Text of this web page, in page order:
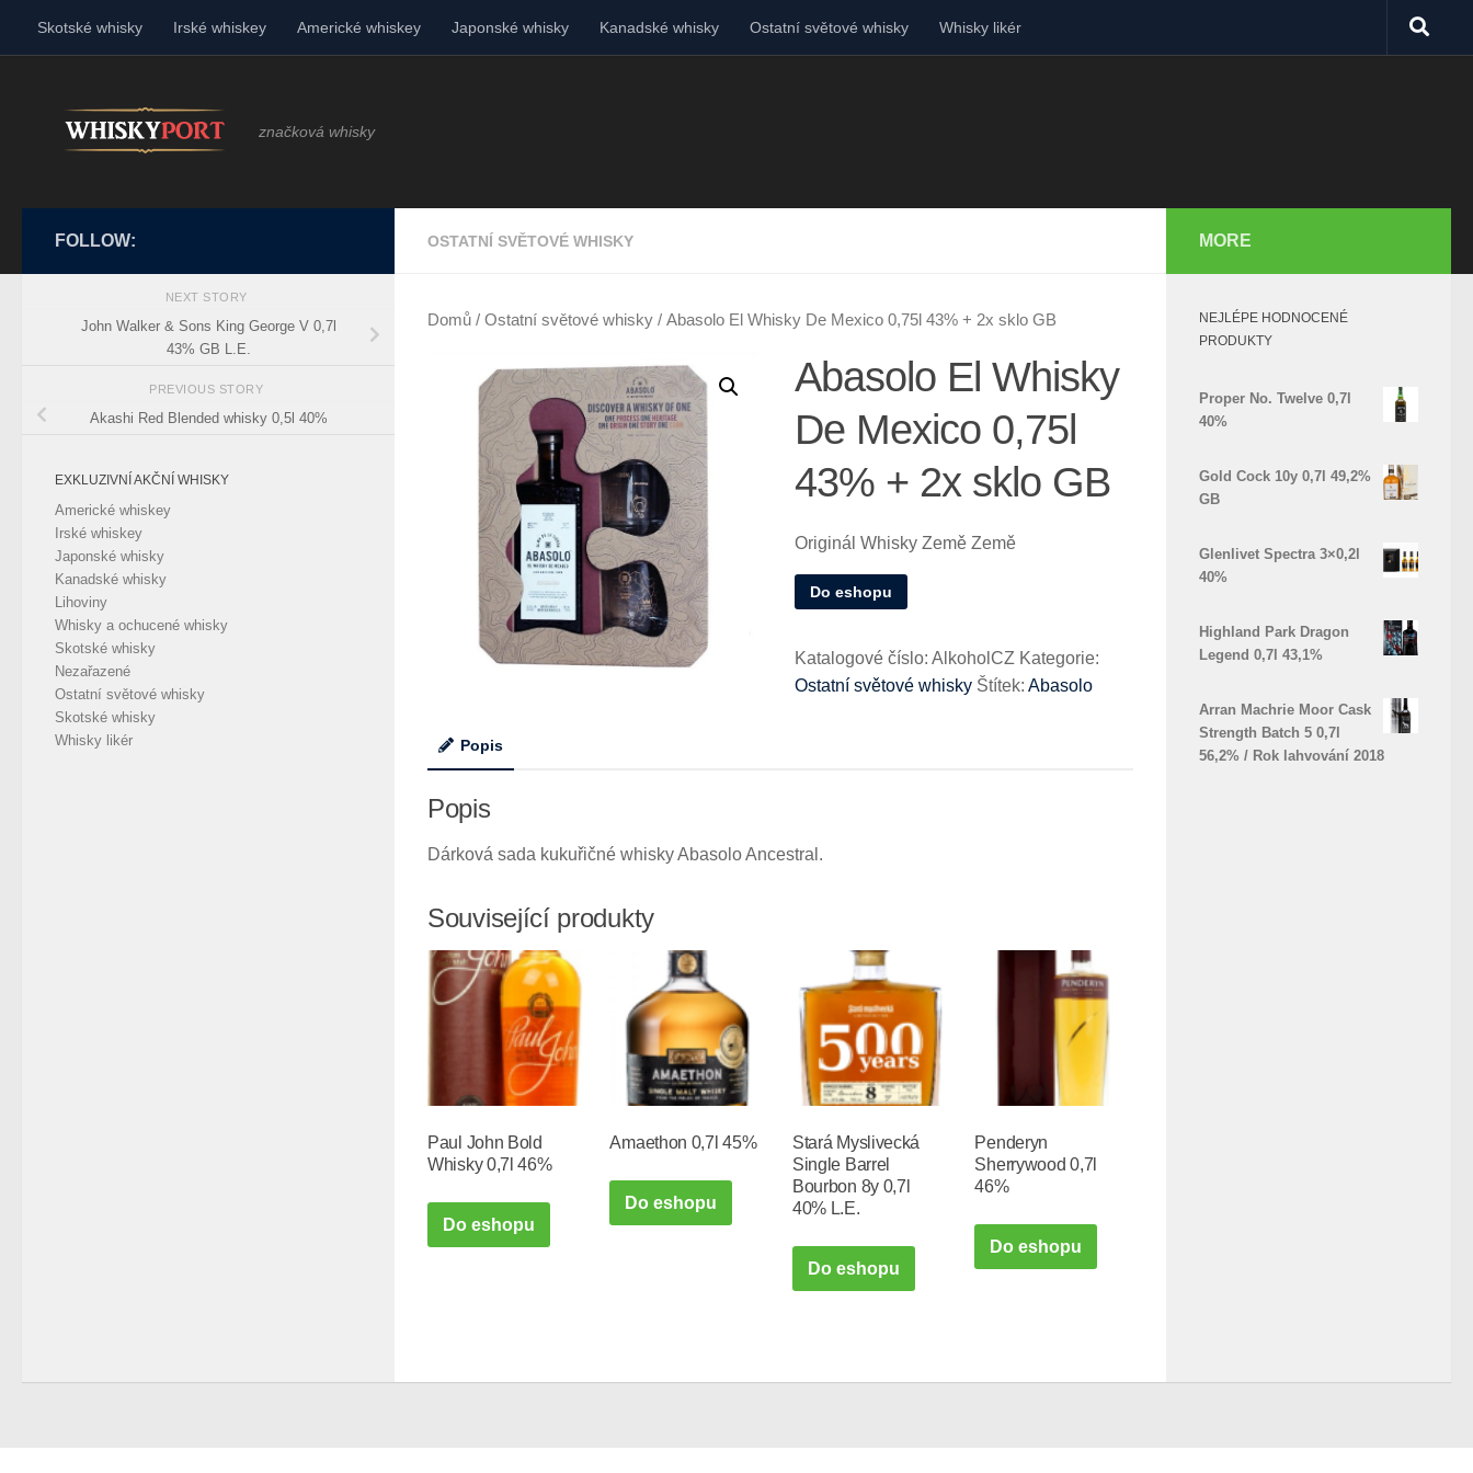
Skip to content
Skotské whisky Irské whiskey Americké whiskey Japonské whisky Kanadské whisky Ostatní světové whisky Whisky likér
značková whisky
OSTATNÍ SVĚTOVÉ WHISKY
Domů / Ostatní světové whisky / Abasolo El Whisky De Mexico 0,75l 43% + 2x sklo GB
Abasolo El Whisky
De Mexico 0,75l
43% + 2x sklo GB
Originál Whisky Země Země
Do eshopu
Katalogové číslo: AlkoholCZ Kategorie:
Ostatní světové whisky Štítek: Abasolo
Popis
Popis
Dárková sada kukuřičné whisky Abasolo Ancestral.
Související produkty
Paul John Bold
Whisky 0,7l 46%
Do eshopu
Amaethon 0,7l 45%
Do eshopu
Stará Myslivecká
Single Barrel
Bourbon 8y 0,7l
40% L.E.
Do eshopu
Penderyn
Sherrywood 0,7l
46%
Do eshopu
FOLLOW:
NEXT STORY
John Walker & Sons King George V 0,7l
43% GB L.E.
PREVIOUS STORY
Akashi Red Blended whisky 0,5l 40%
EXKLUZIVNÍ AKČNÍ WHISKY
Americké whiskey
Irské whiskey
Japonské whisky
Kanadské whisky
Lihoviny
Whisky a ochucené whisky
Skotské whisky
Nezařazené
Ostatní světové whisky
Skotské whisky
Whisky likér
MORE
NEJLÉPE HODNOCENÉ
PRODUKTY
Proper No. Twelve 0,7l
40%
Gold Cock 10y 0,7l 49,2%
GB
Glenlivet Spectra 3×0,2l
40%
Highland Park Dragon
Legend 0,7l 43,1%
Arran Machrie Moor Cask
Strength Batch 5 0,7l
56,2% / Rok lahvování 2018